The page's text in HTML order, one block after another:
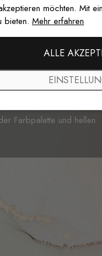
Palast des Alten
antiken Palast aus
Ihr Zimmer in einen
kombiniert und eine
seines authentischen und
Farbpalette und hellen
möchten. Mit
bieten. Mehr erfahren
ALLE